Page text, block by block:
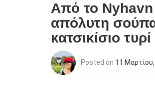
Από το Nyhavn
απόλυτη
κατσικίσιο τυρί
Posted on 11